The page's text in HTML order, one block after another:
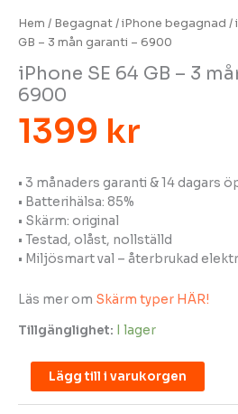
Hem / Begagnat/iPhone begagnad /
GB – 3 mån garanti – 6900
iPhone SE 64 GB – 3
6900
1399 kr
• 3​​​​ månaders garanti & 14 dagars
• Batterihälsa: 85%
• Skärm: original
• Testad, olåst, nollställd
• Miljösmart val – återbrukad
Läs mer om Skärm typer HÄR!
Tillgänglighet: I lager
mån
garanti
6900
mängd
Lägg till i varukorgen
MD Service